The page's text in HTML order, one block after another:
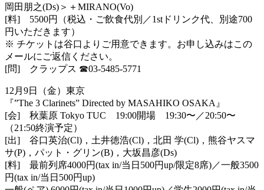
岡田朋之(Ds)＞＋MIRANO(Vo)
[料] 5500円（税込・ご飲食代別／1stドリンク代、別途700
円 いただきます）
※ チケットは谷口よりご用意できます。お申し込みはこの
メールにご返信ください。
[問] クラップス ☎︎03-5485-5771
12月9日（金）東京
『”The 3 Clarinets” Directed by MASAHIKO OSAKA』
[会] 秋葉原 Tokyo TUC 19:00開場 19:30〜／20:50〜
（21:50終演予定）
[出] 谷口英治(Cl)，土井徳浩(Cl)，北田 学(Cl)，熊谷ヤスマ
サ(P)，パット・グリン(B)，大坂昌 彦(Ds)
[料] 最前列席4000円(tax in/当日500円up/限定8席)／一般3500
円(tax in/当日500円up)